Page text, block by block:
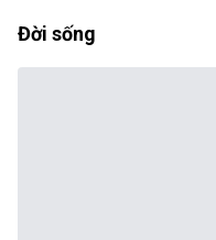
Đời sống